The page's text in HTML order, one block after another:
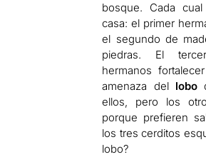
bosque. Cada
casa: el primer
el segundo de
piedras. El
hermanos
amenaza del lobo
ellos, pero los
porque prefieren
los tres cerditos
lobo?